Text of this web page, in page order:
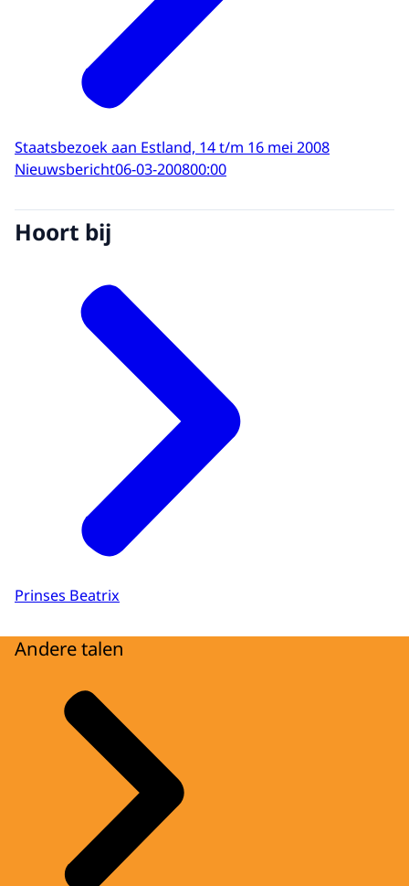
Staatsbezoek aan Estland, 14 t/m 16 mei 2008
Nieuwsbericht06-03-200800:00
Hoort bij
Prinses Beatrix
Andere talen